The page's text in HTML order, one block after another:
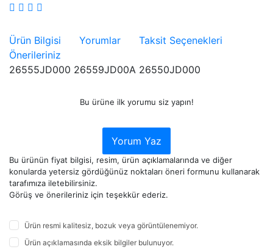
Ürün Bilgisi Yorumlar
Taksit Seçenekleri
Önerileriniz
26555JD000 26559JD00A 26550JD000
Bu ürüne ilk yorumu siz yapın!
Yorum Yaz
Bu ürünün fiyat bilgisi, resim, ürün açıklamalarında ve diğer
konularda yetersiz gördüğünüz noktaları öneri formunu kullanarak
tarafımıza iletebilirsiniz.
Görüş ve önerileriniz için teşekkür ederiz.
Ürün resmi kalitesiz, bozuk veya görüntülenemiyor.
Ürün açıklamasında eksik bilgiler bulunuyor.